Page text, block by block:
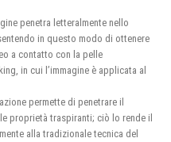
penetra letteralmente nello
in questo modo di ottenere
a contatto con la pelle
in cui l’immagine è applicata al
permette di penetrare il
proprietà traspiranti; ciò lo rende il
alla tradizionale tecnica del